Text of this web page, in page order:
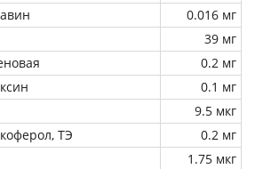
0.016 мг
39 мг
0.2 мг
0.1 мг
9.5 мкг
ТЭ
0.2 мг
1.75 мкг